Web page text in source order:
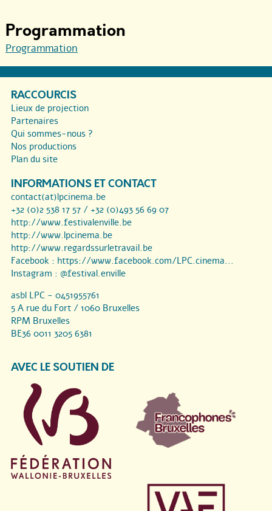
Programmation
Programmation
RACCOURCIS
Lieux de projection
Partenaires
Qui sommes-nous ?
Nos productions
Plan du site
INFORMATIONS ET CONTACT
contact(at)lpcinema.be
+32 (0)2 538 17 57 / +32 (0)493 56 69 07
http://www.festivalenville.be
http://www.lpcinema.be
http://www.regardssurletravail.be
Facebook : https://www.facebook.com/LPC.cinema...
Instagram : @festival.enville
asbl LPC - 0451955761
5 A rue du Fort / 1060 Bruxelles
RPM Bruxelles
BE36 0011 3205 6381
AVEC LE SOUTIEN DE